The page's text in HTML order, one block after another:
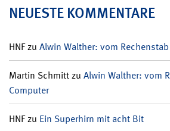
NEUESTE KOMMENTARE
HNFzu Alwin Walther: vom
Martin Schmittzu Alwin Walther: vom
Computer
HNFzu Ein Superhirn mit acht Bit